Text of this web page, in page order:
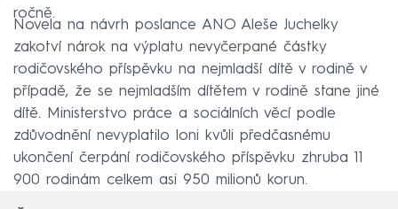
ročně.
Novela na návrh poslance ANO Aleše Juchelky
zakotví nárok na výplatu nevyčerpané částky
rodičovského příspěvku na nejmladší dítě v rodině v
případě, že se nejmladším dítětem v rodině stane jiné
dítě. Ministerstvo práce a sociálních věcí podle
zdůvodnění nevyplatilo loni kvůli předčasnému
ukončení čerpání rodičovského příspěvku zhruba 11
900 rodinám celkem asi 950 milionů korun.